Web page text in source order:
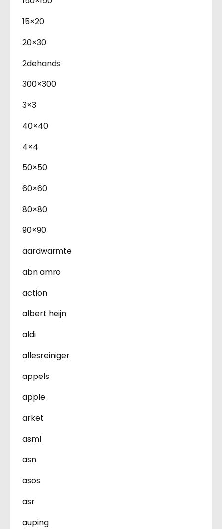
15×20
20×30
2dehands
300×300
3×3
40×40
4×4
50×50
60×60
80×80
90×90
aardwarmte
abn amro
action
albert heijn
aldi
allesreiniger
appels
apple
arket
asml
asn
asos
asr
auping